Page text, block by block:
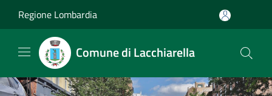
Regione Lombardia
Comune di Lacchiarella